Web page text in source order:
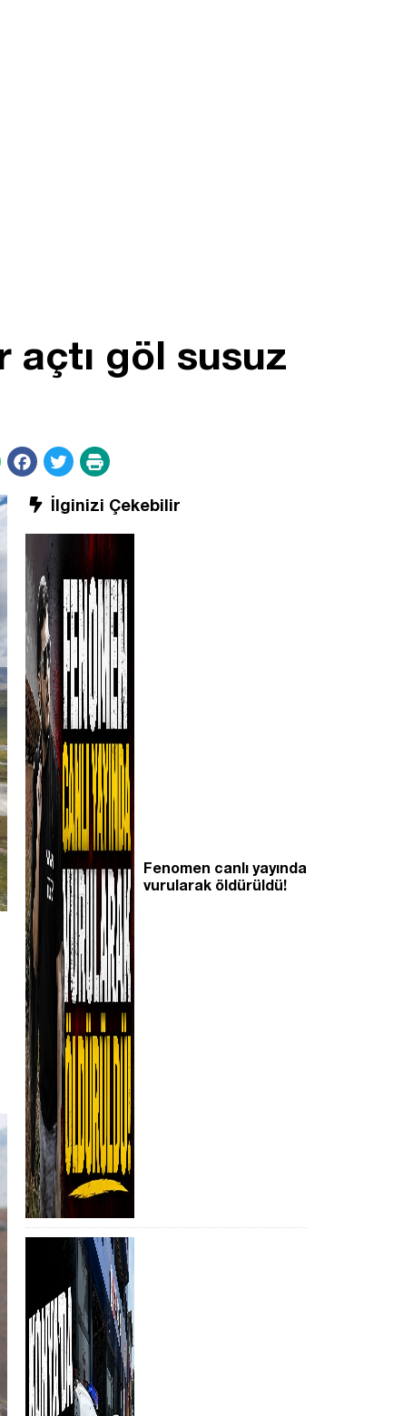
açtı göl susuz
İlginizi Çekebilir
Fenomen canlı yayında
vurularak öldürüldü!